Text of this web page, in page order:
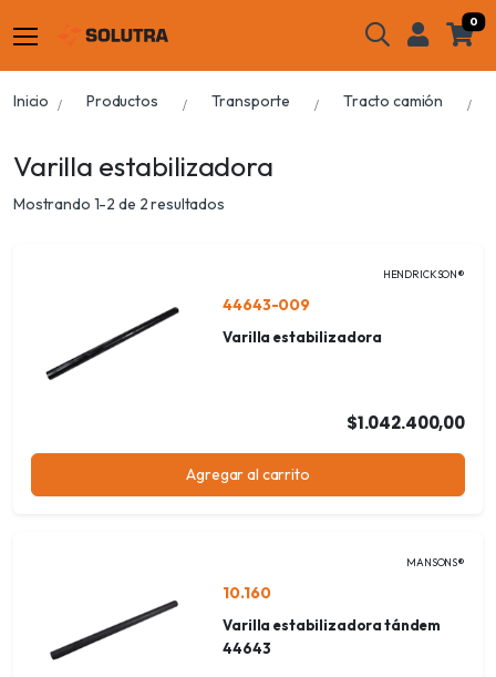
0
Inicio Productos Transporte Tracto camión
Varilla estabilizadora
Mostrando 1-2 de 2 resultados
HENDRICKSON®
44643-009
Varilla estabilizadora
$1.042.400,00
Agregar al carrito
MANSONS®
10.160
Varilla estabilizadora tándem
44643